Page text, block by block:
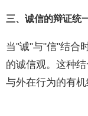
三、诚信的辩证统
当"诚"与"信"结合
的诚信观。这种
与外在行为的有机